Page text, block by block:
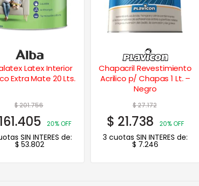
Latex Interior
Extra Mate 20 Lts.
$201.756
161.405 20% OFF
SIN INTERES de:
$ 53.802
Chapacril Revestimiento
Acrilico p/ Chapas 1 Lt. –
Negro
$27.172
$ 21.738 20% OFF
3 cuotas SIN INTERES de:
$ 7.246